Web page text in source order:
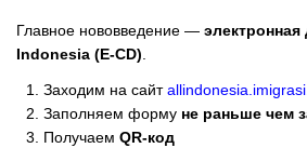
Главное нововведение —
Indonesia (E-CD).
Заходим на сайт
Заполняем форму не раньше чем
Получаем QR-код